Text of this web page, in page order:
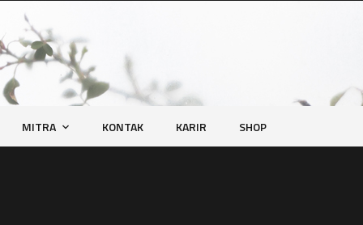
MITRA KONTAK KARIR SHOP